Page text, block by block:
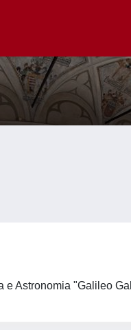
e Astronomia "Galileo